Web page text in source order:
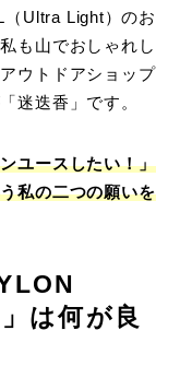
（Ultra Light）のお
も山でおしゃれし
ウトドアショップ
迷迭香」です。
ユースしたい！」
私の二つの願いを
は何が良